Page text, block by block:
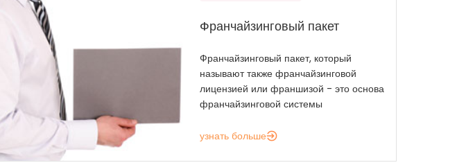
Франчайзинговый пакет
Франчайзинговый пакет, который
называют также франчайзинговой
лицензией или франшизой - это основа
франчайзинговой системы
узнать больше